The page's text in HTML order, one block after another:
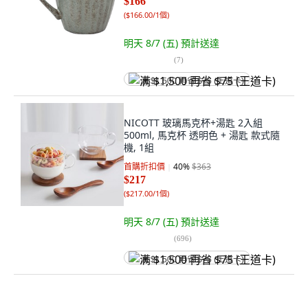
($166.00/1個)
明天 8/7 (五) 預計送達
(7)
满 $1,500 再省 $75 (王道卡)
NICOTT 玻璃馬克杯+湯匙 2入組
500ml, 馬克杯 透明色 + 湯匙 款式隨
機, 1組
首購折扣價 40%$363
$217
($217.00/1個)
明天 8/7 (五) 預計送達
(696)
满 $1,500 再省 $75 (王道卡)